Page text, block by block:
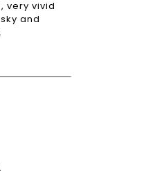
very vivid
and